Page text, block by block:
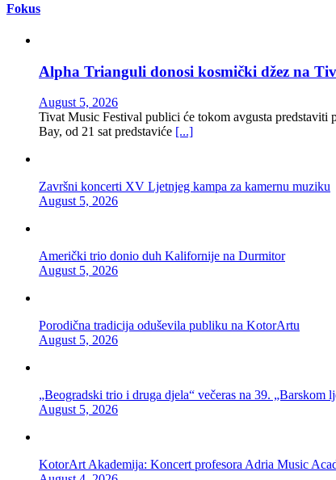
Fokus
Alpha Trianguli donosi kosmički džez na
August 5, 2026
Tivat Music Festival publici će tokom avgusta predstaviti
Bay, od 21 sat predstaviće [...]
Završni koncerti XV Ljetnjeg kampa za kamernu muziku
August 5, 2026
Američki trio donio duh Kalifornije na Durmitor
August 5, 2026
Porodična tradicija oduševila publiku na KotorArtu
August 5, 2026
„Beogradski trio i druga djela“ večeras na 39. „Barskom
August 5, 2026
KotorArt Akademija: Koncert profesora Adria Music